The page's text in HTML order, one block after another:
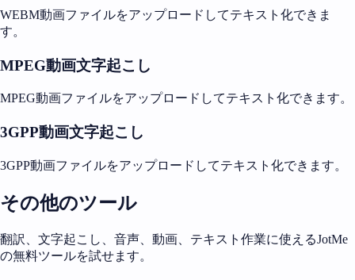
WEBM動画ファイルをアップロードしてテキスト化できま
す。
MPEG動画文字起こし
MPEG動画ファイルをアップロードしてテキスト化できます。
3GPP動画文字起こし
3GPP動画ファイルをアップロードしてテキスト化できます。
その他のツール
翻訳、文字起こし、音声、動画、テキスト作業に使えるJotMe
の無料ツールを試せます。